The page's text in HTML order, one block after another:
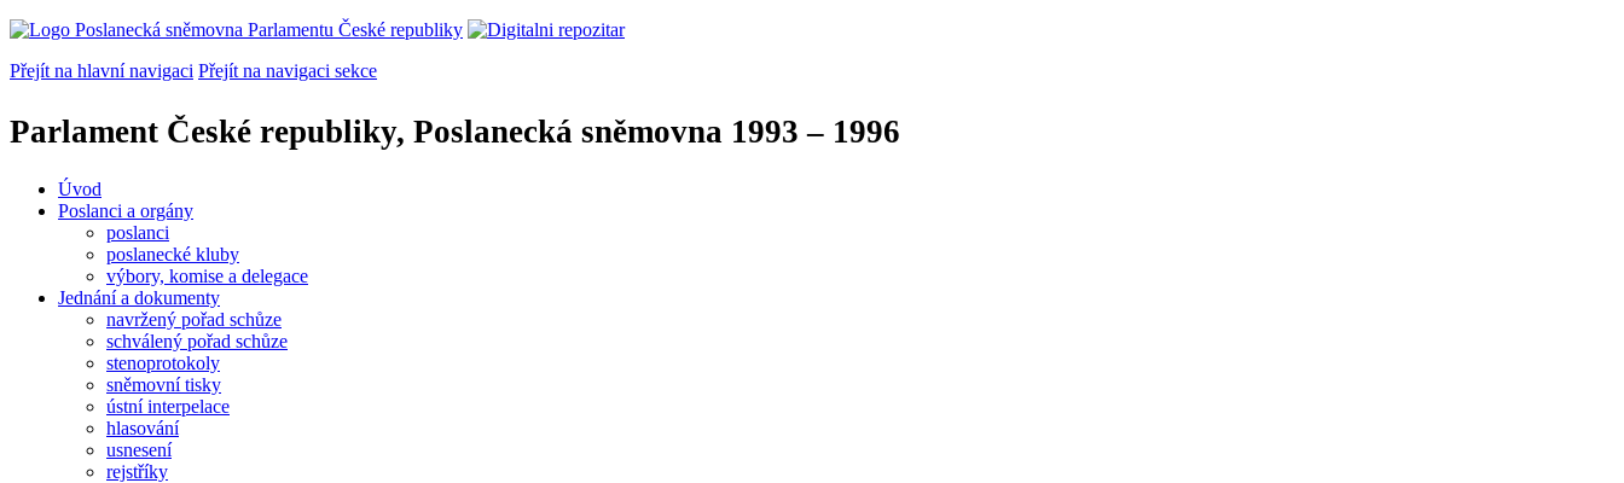
Přejít na hlavní navigaci Přejít na navigaci sekce
Parlament České republiky, Poslanecká sněmovna 1993 – 1996
Úvod
Poslanci a orgány
poslanci
poslanecké kluby
výbory, komise a delegace
Jednání a dokumenty
navržený pořad schůze
schválený pořad schůze
stenoprotokoly
sněmovní tisky
ústní interpelace
hlasování
usnesení
rejstříky